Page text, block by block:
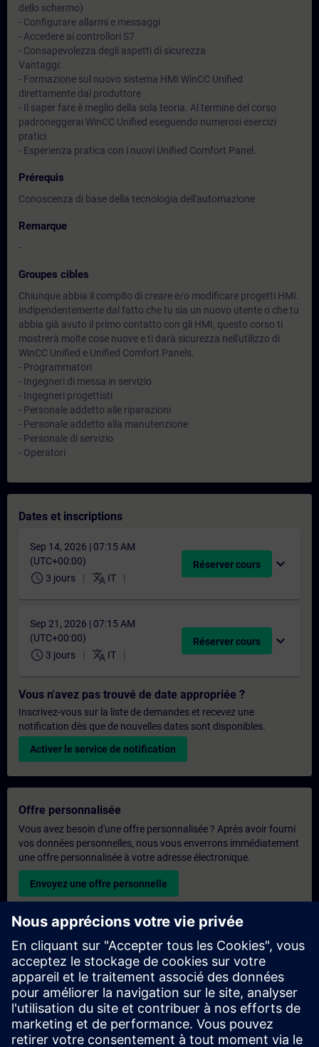
dello schermo)
- Configurare allarmi e messaggi
- Accedere ai controllori S7
- Consapevolezza degli aspetti di sicurezza
Vantaggi:
- Formazione sul nuovo sistema HMI WinCC Unified
direttamente dal produttore
- Il saper fare è meglio della sola teoria. Al termine del corso
padroneggerai WinCC Unified eseguendo numerosi esercizi
pratici
- Esperienza pratica con i nuovi Unified Comfort Panel.
Prérequis
Conoscenza di base della tecnologia dell'automazione
Remarque
-
Groupes cibles
Chiunque abbia il compito di creare e/o modificare progetti HMI.
Indipendentemente dal fatto che tu sia un nuovo utente o che tu
abbia già avuto il primo contatto con gli HMI, questo corso ti
mostrerà molte cose nuove e ti darà sicurezza nell'utilizzo di
WinCC Unified e Unified Comfort Panels.
- Programmatori
- Ingegneri di messa in servizio
- Ingegneri progettisti
- Personale addetto alle riparazioni
- Personale addetto alla manutenzione
- Personale di servizio
- Operatori
Dates et inscriptions
Sep 14, 2026 | 07:15 AM
(UTC+00:00)
schedule 3 jours translate IT
Réserver cours expand_more
Sep 21, 2026 | 07:15 AM
(UTC+00:00)
schedule 3 jours translate IT
Réserver cours expand_more
Vous n'avez pas trouvé de date appropriée ?
Inscrivez-vous sur la liste de demandes et recevez une
notification dès que de nouvelles dates sont disponibles.
Activer le service de notification
Offre personnalisée
Vous avez besoin d'une offre personnalisée ? Après avoir fourni
vos données personnelles, nous vous enverrons immédiatement
une offre personnalisée à votre adresse électronique.
Envoyez une offre personnelle
Demande de formation exclusive
Veuillez remplir le formulaire ci-dessous si vous souhaitez
obtenir un devis pour une formation exclusive, que ce soit sur
site, en ligne ou dans notre centre de formation SITRAIN. Ce
type de demande convient aux groupes plus importants (6
personnes ou plus). Après avoir fourni vos coordonnées et vos
besoins en matière de formation, vous recevrez un devis de